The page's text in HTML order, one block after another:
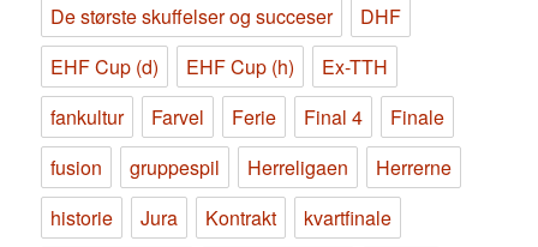
De største skuffelser og succeser
DHF
EHF Cup (d)
EHF Cup (h)
Ex-TTH
fankultur
Farvel Ferie Final 4
Finale
fusion
gruppespil Herreligaen
Herrerne
historie
Jura Kontrakt
kvartfinale